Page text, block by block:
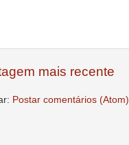
mais recente
Postar comentários (Atom)